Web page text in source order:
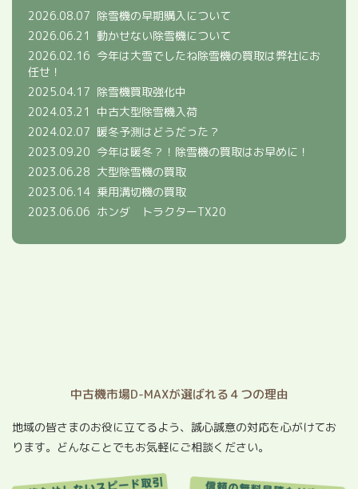
2026.08.07 除雪機の早期購入について
2026.06.21
動かせない除雪機について
2026.02.16 今年は大雪でしたね除雪機の買取は弊社にお
任せ！
2025.04.17 除雪機買取強化中
2024.03.21
中古大型除雪機入荷
2024.02.07 暖冬予測はどうだった？
2023.09.20 今年は暖冬？！除雪機の買取はお早めに！
2023.06.28 大型除雪機の買取
2023.06.14 乗用溝切機の買取
2023.06.06 ホンダ トラクターTX20
中古機市場D-MAXが選ばれる４つの理由
地域の皆さまのお役に立てるよう、誠心誠意の対応を心がけてお
ります。どんなことでもお気軽にご相談ください。